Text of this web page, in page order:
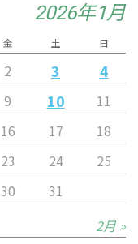
2026年1月
金 土 日
2 3 4
9 10
11
16 17
18
23 24
25
30
31
2月 »